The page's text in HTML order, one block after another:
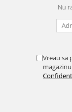
Nu
Vreau sa